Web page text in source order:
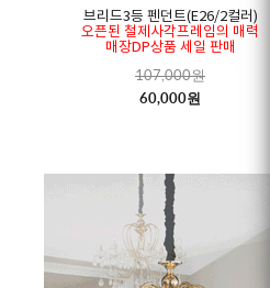
브리드3등 펜던트(E26/2컬러)
오픈된 철제사각프레임의 매력
매장DP상품 세일 판매
107,000원
60,000원